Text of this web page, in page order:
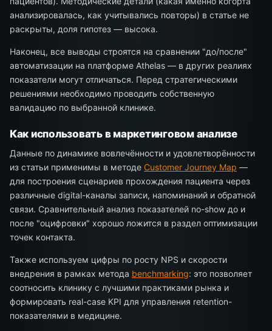
анализировалась, как учитывались повторы) в статье не
раскрыты, доля гипотез — высока.
Наконец, все выводы строятся на сравнении "до/после"
автоматизации на платформе Athelas — в других реалиях
показатели могут отличаться. Перед стратегическими
решениями необходимо проводить собственную
валидацию по выбранной клинике.
Как использовать в маркетинговом анализе
Данные по динамике вовлечённости и удовлетворённости
из статьи применимы в методе Customer Journey Map —
для построения сценариев прохождения пациента через
различные digital-каналы записи, напоминаний и обратной
связи. Сравнительный анализ показателей no-show до и
после "оцифровки" хорошо ложится в раздел оптимизации
точек контакта.
Также используем цифры по росту NPS и скорости
внедрения в рамках метода benchmarking: это позволяет
соотносить клинику с лучшими практиками рынка и
формировать real-case KPI для управления retention-
показателями в медицине.